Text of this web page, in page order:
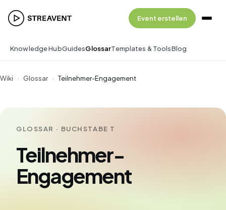
Event erstellen
Knowledge HubGuidesGlossarTemplates & ToolsBlog
Wiki › Glossar › Teilnehmer-Engagement
GLOSSAR · BUCHSTABE T
Teilnehmer-
Engagement